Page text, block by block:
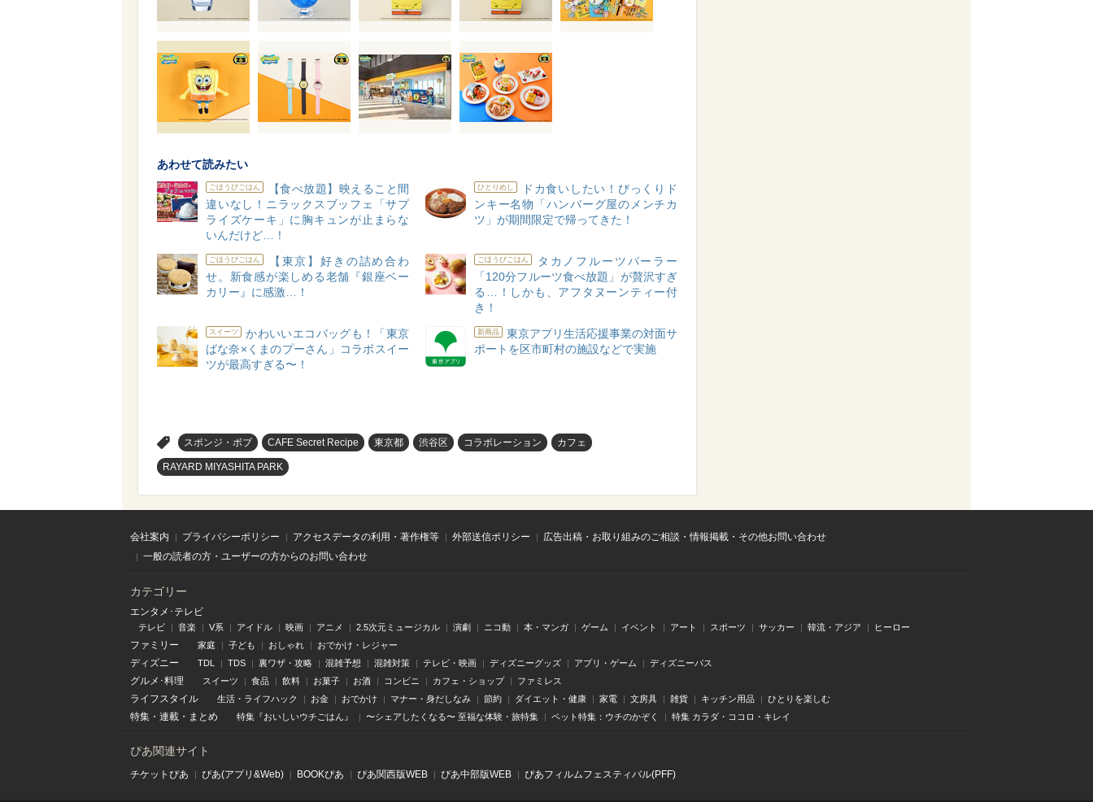
あわせて読みたい
ごほうびごはん
【食べ放題】映えること間
違いなし！ニラックスブッフェ「サプ
ライズケーキ」に胸キュンが止まらな
いんだけど…！
ひとりめし
ドカ食いしたい！びっくりド
ンキー名物「ハンバーグ屋のメンチカ
ツ」が期間限定で帰ってきた！
ごほうびごはん
【東京】好きの詰め合わ
せ。新食感が楽しめる老舗『銀座ベー
カリー』に感激…！
ごほうびごはん
タカノフルーツパーラー
「120分フルーツ食べ放題」が贅沢すぎ
る…！しかも、アフタヌーンティー付
き！
スイーツ
かわいいエコバッグも！「東京
ばな奈×くまのプーさん」コラボスイー
ツが最高すぎる〜！
新商品
東京アプリ生活応援事業の対面サ
ポートを区市町村の施設などで実施
スポンジ・ボブ CAFE Secret Recipe 東京都 渋谷区 コラボレーション カフェ
RAYARD MIYASHITA PARK
会社案内 プライバシーポリシー アクセスデータの利用・著作権等 外部送信ポリシー
広告出稿・お取り組みのご相談・情報掲載・その他お問い合わせ
一般の読者の方・ユーザーの方からのお問い合わせ
カテゴリー
エンタメ･テレビ
テレビ 音楽 V系 アイドル 映画 アニメ 2.5次元ミュージカル 演劇 ニコ動 本・マンガ ゲーム イベント アート スポーツ サッカー 韓流・アジア ヒーロー
ファミリー 家庭 子ども おしゃれ おでかけ・レジャー
ディズニー TDL TDS 裏ワザ・攻略 混雑予想 混雑対策 テレビ・映画 ディズニーグッズ アプリ・ゲーム ディズニーパス
グルメ･料理 スイーツ 食品 飲料 お菓子 お酒 コンビニ カフェ・ショップ ファミレス
ライフスタイル 生活・ライフハック お金 おでかけ マナー・身だしなみ 節約 ダイエット・健康 家電 文房具 雑貨 キッチン用品 ひとりを楽しむ
特集 ・ 連載 ・ まとめ 特集『おいしいウチごはん』 〜シェアしたくなる〜 至福な体験・旅特集 ペット特集：ウチのかぞく 特集 カラダ・ココロ・キレイ
ぴあ関連サイト
チケットぴあ ぴあ(アプリ&Web) BOOKぴあ ぴあ関⻄版WEB ぴあ中部版WEB ぴあフィルムフェスティバル(PFF)